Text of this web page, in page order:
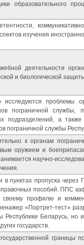
образовательного
изучения
деятельности
и биологической
исследуются проблемы
пограничной службы,
подразделений, а
пограничной службы
к органам
оружием и
научно-
пунктах пропуска через
пособий. ППС
профилю и
«Портрет-тест»
Беларусь, но
государств.
границы